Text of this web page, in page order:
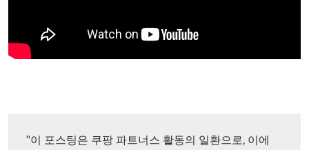
"이 포스팅은 쿠팡 파트너스 활동의 일환으로, 이에